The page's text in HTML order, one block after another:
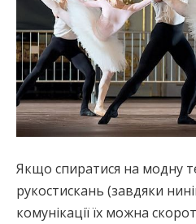
Якщо спиратися на модну
рукостискань (завдяки
комунікації їх можна